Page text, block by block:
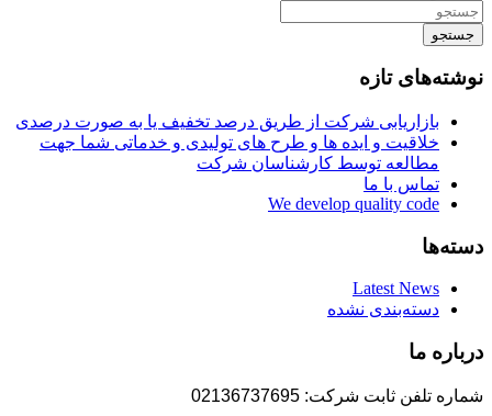
جستجو
نوشته‌های تازه
بازاریابی شرکت از طریق درصد تخفیف یا به صورت درصدی
خلاقیت و ایده ها و طرح های تولیدی و خدماتی شما جهت
مطالعه توسط کارشناسان شرکت
تماس با ما
We develop quality code
دسته‌ها
Latest News
دسته‌بندی نشده
درباره ما
شماره تلفن ثابت شرکت: 02136737695